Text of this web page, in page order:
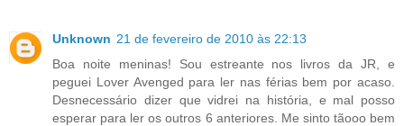
Unknown 21 de fevereiro de 2010 às 22:13
Boa noite meninas! Sou estreante nos livros da JR, e
peguei Lover Avenged para ler nas férias bem por acaso.
Desnecessário dizer que vidrei na história, e mal posso
esperar para ler os outros 6 anteriores. Me sinto tãooo bem